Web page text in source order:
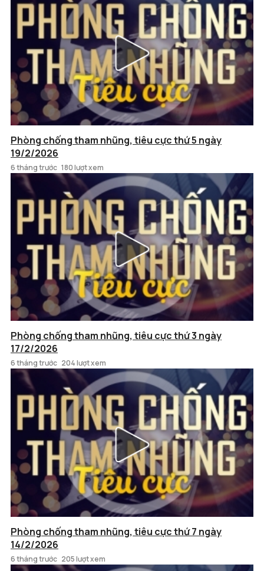
Phòng chống tham nhũng, tiêu cực thứ 5 ngày
19/2/2026
6 tháng trước 180 lượt xem
Phòng chống tham nhũng, tiêu cực thứ 3 ngày
17/2/2026
6 tháng trước 204 lượt xem
Phòng chống tham nhũng, tiêu cực thứ 7 ngày
14/2/2026
6 tháng trước 205 lượt xem